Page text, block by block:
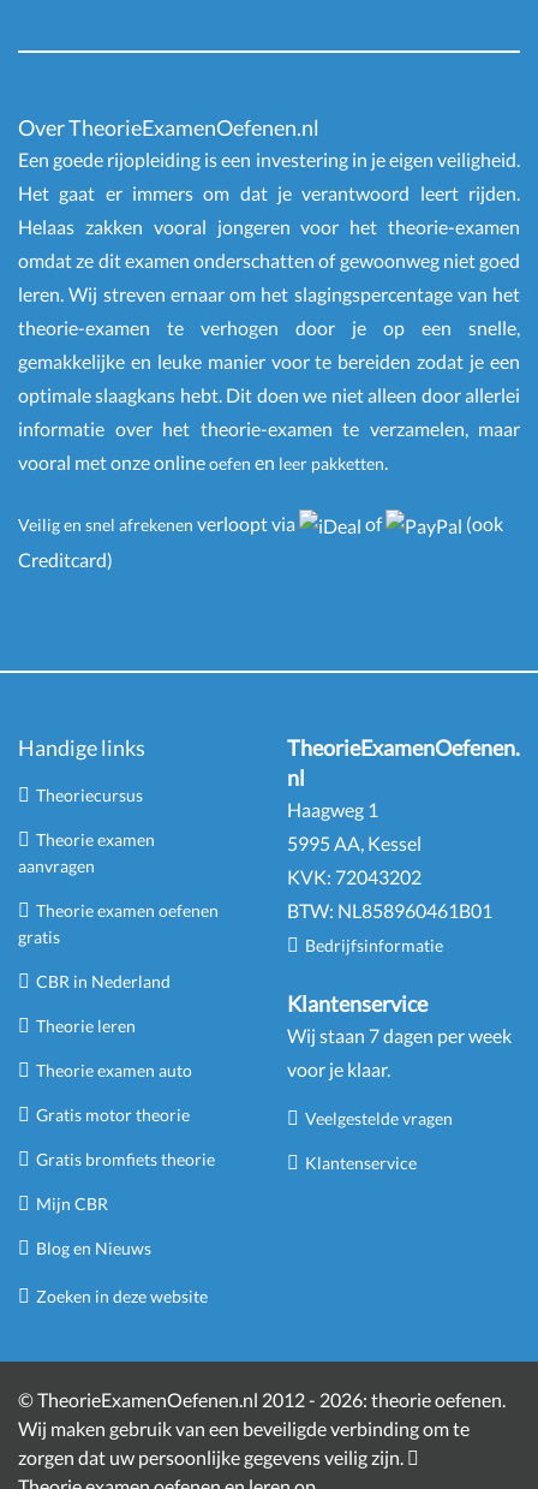
Over TheorieExamenOefenen.nl
Een goede rijopleiding is een investering in je eigen veiligheid.
Het gaat er immers om dat je verantwoord leert rijden.
Helaas zakken vooral jongeren voor het theorie-examen
omdat ze dit examen onderschatten of gewoonweg niet goed
leren. Wij streven ernaar om het slagingspercentage van het
theorie-examen te verhogen door je op een snelle,
gemakkelijke en leuke manier voor te bereiden zodat je een
optimale slaagkans hebt. Dit doen we niet alleen door allerlei
informatie over het theorie-examen te verzamelen, maar
vooral met onze onlineoefen en leer pakketten.
Veilig en snel afrekenen verloopt via of
(ook
Creditcard)
Handige links
Theoriecursus
Theorie examen
aanvragen
Theorie examen oefenen
gratis
CBR in Nederland
Theorie leren
Theorie examen auto
Gratis motor theorie
Gratis bromfiets theorie
Mijn CBR
Blog en Nieuws
Zoeken in deze website
TheorieExamenOefenen.
nl
Haagweg 1
5995 AA, Kessel
KVK: 72043202
BTW: NL858960461B01
Bedrijfsinformatie
Klantenservice
Wij staan 7 dagen per week
voor je klaar.
Veelgestelde vragen
Klantenservice
©TheorieExamenOefenen.nl 2012 - 2026: theorie oefenen.
Wij maken gebruik van een beveiligde verbinding om te
zorgen dat uw persoonlijke gegevens veilig zijn.